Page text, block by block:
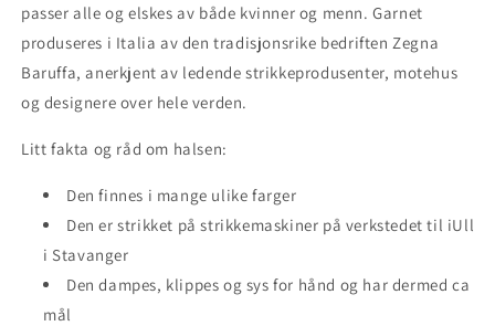
passer alle og elskes av både kvinner og menn.Garnet
produseres i Italia av den tradisjonsrike bedriften Zegna
Baruffa, anerkjent av ledende strikkeprodusenter, motehus
og designere over hele verden.
Litt fakta og råd om halsen:
Den finnes i mange ulike farger
Den er strikket på strikkemaskiner på verkstedet til iUll
i Stavanger
Den dampes, klippes og sys for hånd og har dermed ca
mål